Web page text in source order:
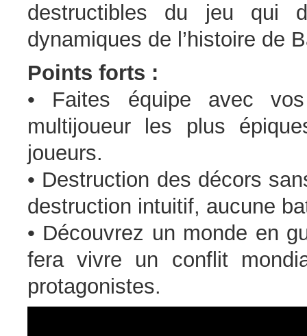
destructibles du jeu qui
dynamiques de l’histoire de
Points forts :
• Faites équipe avec
multijoueur les plus
joueurs.
• Destruction des décors
destruction intuitif, aucune
• Découvrez un monde en
fera vivre un conflit
protagonistes.